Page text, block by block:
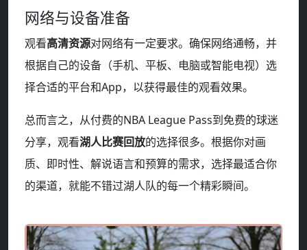
网络与设备准备
观看高清资源对网络有一定要求。确保网络通畅，并
根据自己的设备（手机、平板、电脑或智能电视）选
择合适的平台和App，以获得最佳的观看效果。
总而言之，从付费的NBA League Pass到免费的球迷
分享，观看湖人比赛回放的选择很多。根据你对画
质、即时性、解说语言和预算的需求，选择最适合你
的渠道，就能不错过湖人队的每一个精彩瞬间。